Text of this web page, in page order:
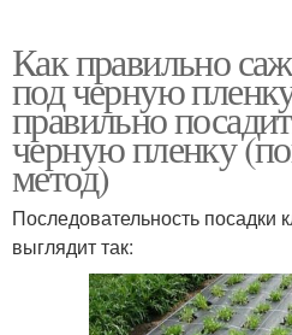
Как правильно
под черную
правильно
черную пленку
метод)
Последовательность посадки
выглядит так: